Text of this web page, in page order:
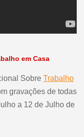
em Casa
Sobre Trabalho
gravações de todas
a 12 de Julho de